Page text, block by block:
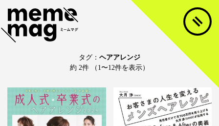
タグ： ヘアアレンジ
約 2件 （1〜12件を表示）